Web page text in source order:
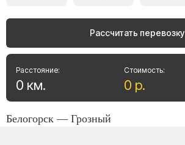
Рассчитать перевозку
Стоимость:
0 р.
Расстояние:
0 км.
Белогорск — Грозный